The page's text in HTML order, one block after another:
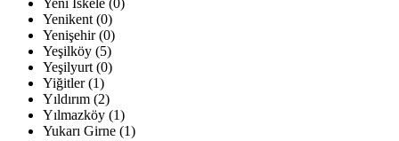
Yeni İskele (0)
Yenikent (0)
Yenişehir (0)
Yeşilköy (5)
Yeşilyurt (0)
Yiğitler (1)
Yıldırım (2)
Yılmazköy (1)
Yukarı Girne (1)